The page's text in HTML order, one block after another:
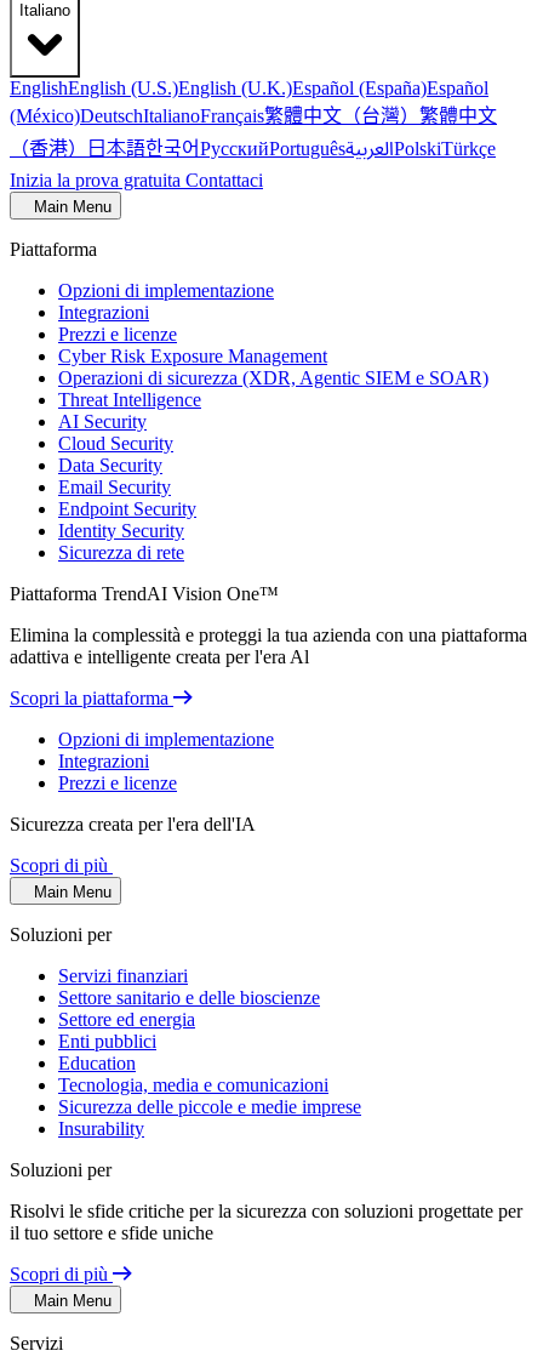
Italiano
EnglishEnglish (U.S.)English (U.K.)Español (España)Español
(México)DeutschItalianoFrançais繁體中文（台灣） 繁體中文
（香港） 日本語한국어РусскийPortuguêsالعربيةPolskiTürkçe
Inizia la prova gratuita Contattaci
Main Menu
Piattaforma
Opzioni di implementazione
Integrazioni
Prezzi e licenze
Cyber Risk Exposure Management
Operazioni di sicurezza (XDR, Agentic SIEM e SOAR)
Threat Intelligence
AI Security
Cloud Security
Data Security
Email Security
Endpoint Security
Identity Security
Sicurezza di rete
Piattaforma TrendAI Vision One™
Elimina la complessità e proteggi la tua azienda con una piattaforma
adattiva e intelligente creata per l'era Al
Scopri la piattaforma
Opzioni di implementazione
Integrazioni
Prezzi e licenze
Sicurezza creata per l'era dell'IA
Scopri di più
Main Menu
Soluzioni per
Servizi finanziari
Settore sanitario e delle bioscienze
Settore ed energia
Enti pubblici
Education
Tecnologia, media e comunicazioni
Sicurezza delle piccole e medie imprese
Insurability
Soluzioni per
Risolvi le sfide critiche per la sicurezza con soluzioni progettate per
il tuo settore e sfide uniche
Scopri di più
Main Menu
Servizi